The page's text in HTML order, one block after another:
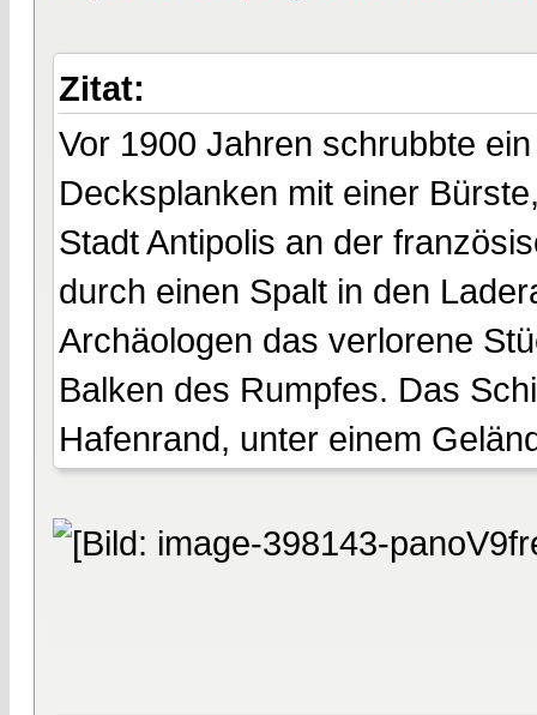
Zitat:
Vor 1900 Jahren schrubbte
Decksplanken mit einer
Stadt Antipolis an der
durch einen Spalt in den
Archäologen das verlorene
Balken des Rumpfes. Das
Hafenrand, unter einem